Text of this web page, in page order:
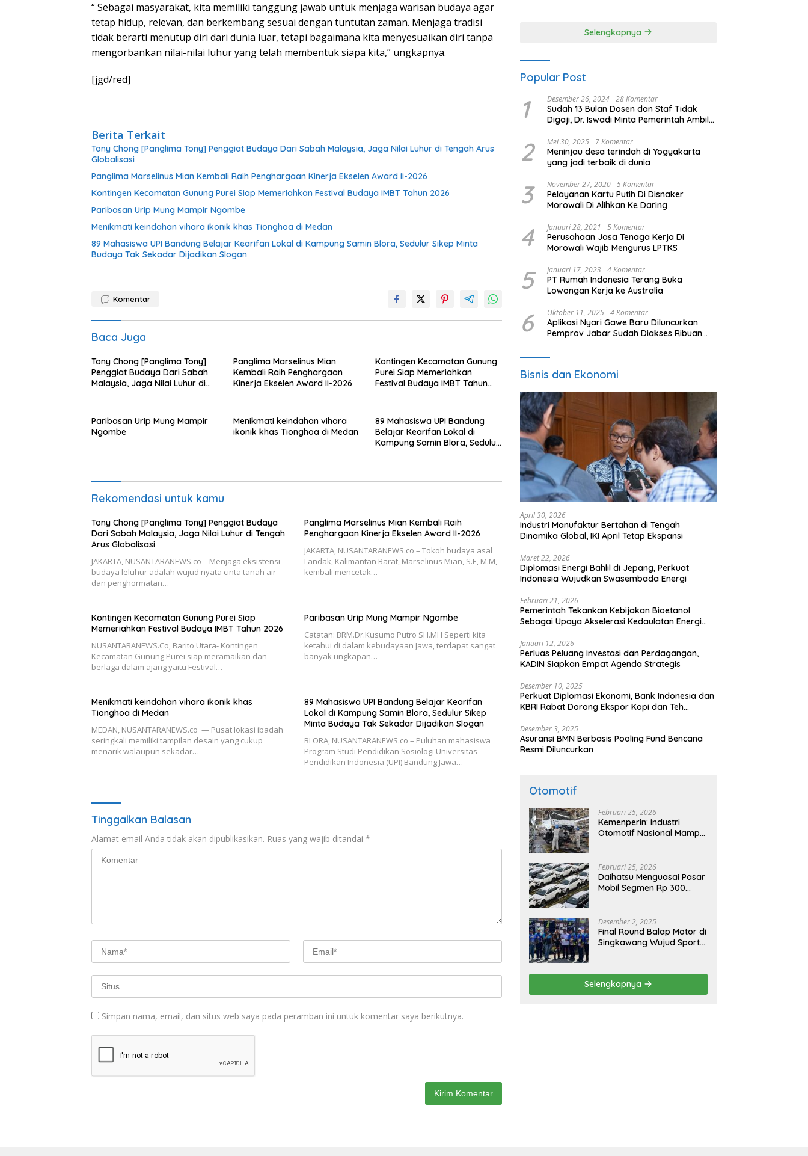
“ Sebagai masyarakat, kita memiliki tanggung jawab untuk menjaga warisan budaya agar
tetap hidup, relevan, dan berkembang sesuai dengan tuntutan zaman. Menjaga tradisi
tidak berarti menutup diri dari dunia luar, tetapi bagaimana kita menyesuaikan diri tanpa
mengorbankan nilai-nilai luhur yang telah membentuk siapa kita,” ungkapnya.
[jgd/red]
Berita Terkait
Tony Chong [Panglima Tony] Penggiat Budaya Dari Sabah Malaysia, Jaga Nilai Luhur di Tengah Arus
Globalisasi
Panglima Marselinus Mian Kembali Raih Penghargaan Kinerja Ekselen Award II-2026
Kontingen Kecamatan Gunung Purei Siap Memeriahkan Festival Budaya IMBT Tahun 2026
Paribasan Urip Mung Mampir Ngombe
Menikmati keindahan vihara ikonik khas Tionghoa di Medan
89 Mahasiswa UPI Bandung Belajar Kearifan Lokal di Kampung Samin Blora, Sedulur Sikep Minta
Budaya Tak Sekadar Dijadikan Slogan
Komentar
Baca Juga
Tony Chong [Panglima Tony]
Penggiat Budaya Dari Sabah
Malaysia, Jaga Nilai Luhur di
Panglima Marselinus Mian
Kembali Raih Penghargaan
Kinerja Ekselen Award II-2026
Kontingen Kecamatan Gunung
Purei Siap Memeriahkan
Festival Budaya IMBT Tahun
Paribasan Urip Mung Mampir
Ngombe
Menikmati keindahan vihara
ikonik khas Tionghoa di Medan
89 Mahasiswa UPI Bandung
Belajar Kearifan Lokal di
Kampung Samin Blora, Sedulur
Rekomendasi untuk kamu
Tony Chong [Panglima Tony] Penggiat Budaya
Dari Sabah Malaysia, Jaga Nilai Luhur di Tengah
Arus Globalisasi
JAKARTA, NUSANTARANEWS.co – Menjaga eksistensi
budaya leluhur adalah wujud nyata cinta tanah air
dan penghormatan…
Panglima Marselinus Mian Kembali Raih
Penghargaan Kinerja Ekselen Award II-2026
JAKARTA, NUSANTARANEWS.co – Tokoh budaya asal
Landak, Kalimantan Barat, Marselinus Mian, S.E, M.M,
kembali mencetak…
Kontingen Kecamatan Gunung Purei Siap
Memeriahkan Festival Budaya IMBT Tahun 2026
NUSANTARANEWS.Co, Barito Utara- Kontingen
Kecamatan Gunung Purei siap meramaikan dan
berlaga dalam ajang yaitu Festival…
Paribasan Urip Mung Mampir Ngombe
Catatan: BRM.Dr.Kusumo Putro SH.MH Seperti kita
ketahui di dalam kebudayaan Jawa, terdapat sangat
banyak ungkapan…
Menikmati keindahan vihara ikonik khas
Tionghoa di Medan
MEDAN, NUSANTARANEWS.co — Pusat lokasi ibadah
seringkali memiliki tampilan desain yang cukup
menarik walaupun sekadar…
89 Mahasiswa UPI Bandung Belajar Kearifan
Lokal di Kampung Samin Blora, Sedulur Sikep
Minta Budaya Tak Sekadar Dijadikan Slogan
‎BLORA, NUSANTARANEWS.co – Puluhan mahasiswa
Program Studi Pendidikan Sosiologi Universitas
Pendidikan Indonesia (UPI) Bandung Jawa…
Tinggalkan Balasan
Alamat email Anda tidak akan dipublikasikan. Ruas yang wajib ditandai *
Simpan nama, email, dan situs web saya pada peramban ini untuk komentar saya berikutnya.
Selengkapnya
Popular Post
1 Desember 26, 2024 28 Komentar
Sudah 13 Bulan Dosen dan Staf Tidak
Digaji, Dr. Iswadi Minta Pemerintah Ambil
2 Mei 30, 2025 7 Komentar
Meninjau desa terindah di Yogyakarta
yang jadi terbaik di dunia
3 November 27, 2020 5 Komentar
Pelayanan Kartu Putih Di Disnaker
Morowali Di Alihkan Ke Daring
4 Januari 28, 2021 5 Komentar
Perusahaan Jasa Tenaga Kerja Di
Morowali Wajib Mengurus LPTKS
5 Januari 17, 2023 4 Komentar
PT Rumah Indonesia Terang Buka
Lowongan Kerja ke Australia
6 Oktober 11, 2025 4 Komentar
Aplikasi Nyari Gawe Baru Diluncurkan
Pemprov Jabar Sudah Diakses Ribuan
Bisnis dan Ekonomi
April 30, 2026
Industri Manufaktur Bertahan di Tengah
Dinamika Global, IKI April Tetap Ekspansi
Maret 22, 2026
Diplomasi Energi Bahlil di Jepang, Perkuat
Indonesia Wujudkan Swasembada Energi
Februari 21, 2026
Pemerintah Tekankan Kebijakan Bioetanol
Sebagai Upaya Akselerasi Kedaulatan Energi
Januari 12, 2026
Perluas Peluang Investasi dan Perdagangan,
KADIN Siapkan Empat Agenda Strategis
Desember 10, 2025
Perkuat Diplomasi Ekonomi, Bank Indonesia dan
KBRI Rabat Dorong Ekspor Kopi dan Teh
Desember 3, 2025
Asuransi BMN Berbasis Pooling Fund Bencana
Resmi Diluncurkan
Otomotif
Februari 25, 2026
Kemenperin: Industri
Otomotif Nasional Mampu
Februari 25, 2026
Daihatsu Menguasai Pasar
Mobil Segmen Rp 300
Desember 2, 2025
Final Round Balap Motor di
Singkawang Wujud Sports
Selengkapnya